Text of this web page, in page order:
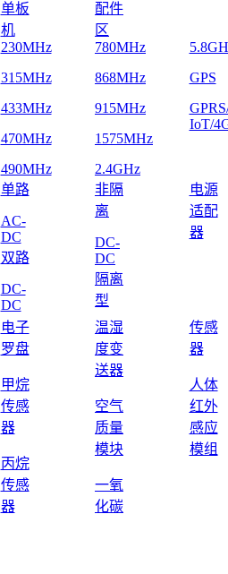
单板
机
配件
区
230MHz
315MHz
433MHz
470MHz
490MHz
780MHz
868MHz
915MHz
1575MHz
2.4GHz
GPS
IoT/
单路
AC-
DC
双路
DC-
DC
非隔
离
DC-
DC
隔离
型
电源
适配
器
电子
罗盘
甲烷
传感
器
丙烷
传感
器
温湿
度变
送器
空气
质量
模块
一氧
化碳
传感
器
人体
红外
感应
模组